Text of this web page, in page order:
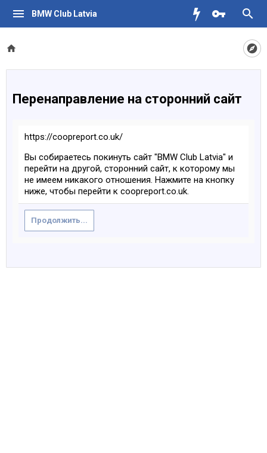
BMW Club Latvia
Перенаправление на сторонний сайт
https://coopreport.co.uk/
Вы собираетесь покинуть сайт "BMW Club Latvia" и
перейти на другой, сторонний сайт, к которому мы
не имеем никакого отношения. Нажмите на кнопку
ниже, чтобы перейти к coopreport.co.uk.
Продолжить...